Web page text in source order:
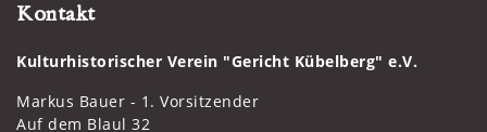
Kontakt
Kulturhistorischer Verein "Gericht Kübelberg" e.V.
Markus Bauer - 1. Vorsitzender
Auf dem Blaul 32